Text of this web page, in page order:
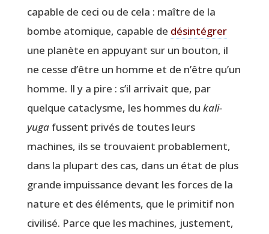
capable de ceci ou de cela : maître de la
bombe ato­mique, capable de dés­in­té­grer
une pla­nète en appuyant sur un bou­ton, il
ne cesse d’être un homme et de n’être qu’un
homme. Il y a pire : s’il arri­vait que, par
quelque cata­clysme, les hommes du kali-
yugafussent pri­vés de toutes leurs
machines, ils se trou­vaient pro­ba­ble­ment,
dans la plu­part des cas, dans un état de plus
grande impuis­sance devant les forces de la
nature et des élé­ments, que le pri­mi­tif non
civi­li­sé. Parce que les machines, jus­te­ment,